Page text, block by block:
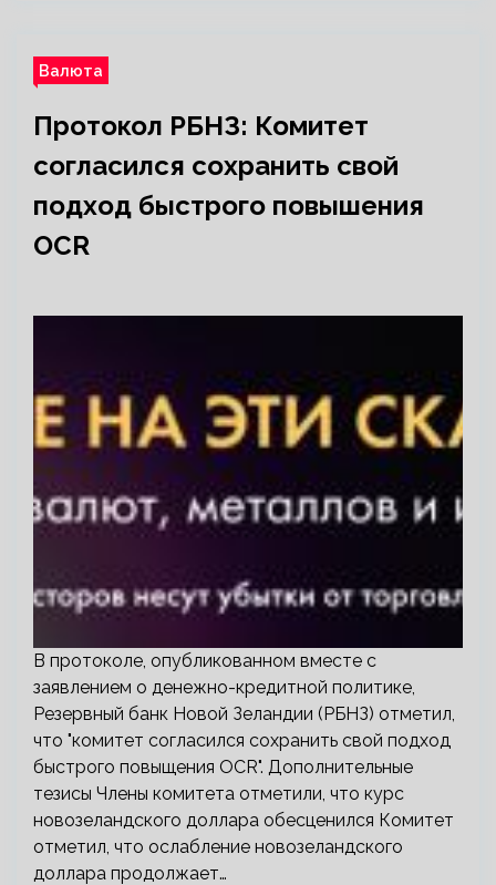
Валюта
Протокол РБНЗ: Комитет
согласился сохранить свой
подход быстрого повышения
OCR
В протоколе, опубликованном вместе с
заявлением о денежно-кредитной политике,
Резервный банк Новой Зеландии (РБНЗ) отметил,
что "комитет согласился сохранить свой подход
быстрого повыщения OCR". Дополнительные
тезисы Члены комитета отметили, что курс
новозеландского доллара обесценился Комитет
отметил, что ослабление новозеландского
доллара продолжает…